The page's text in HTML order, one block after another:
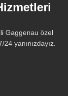
Gaggenau özel
yanınızdayız.